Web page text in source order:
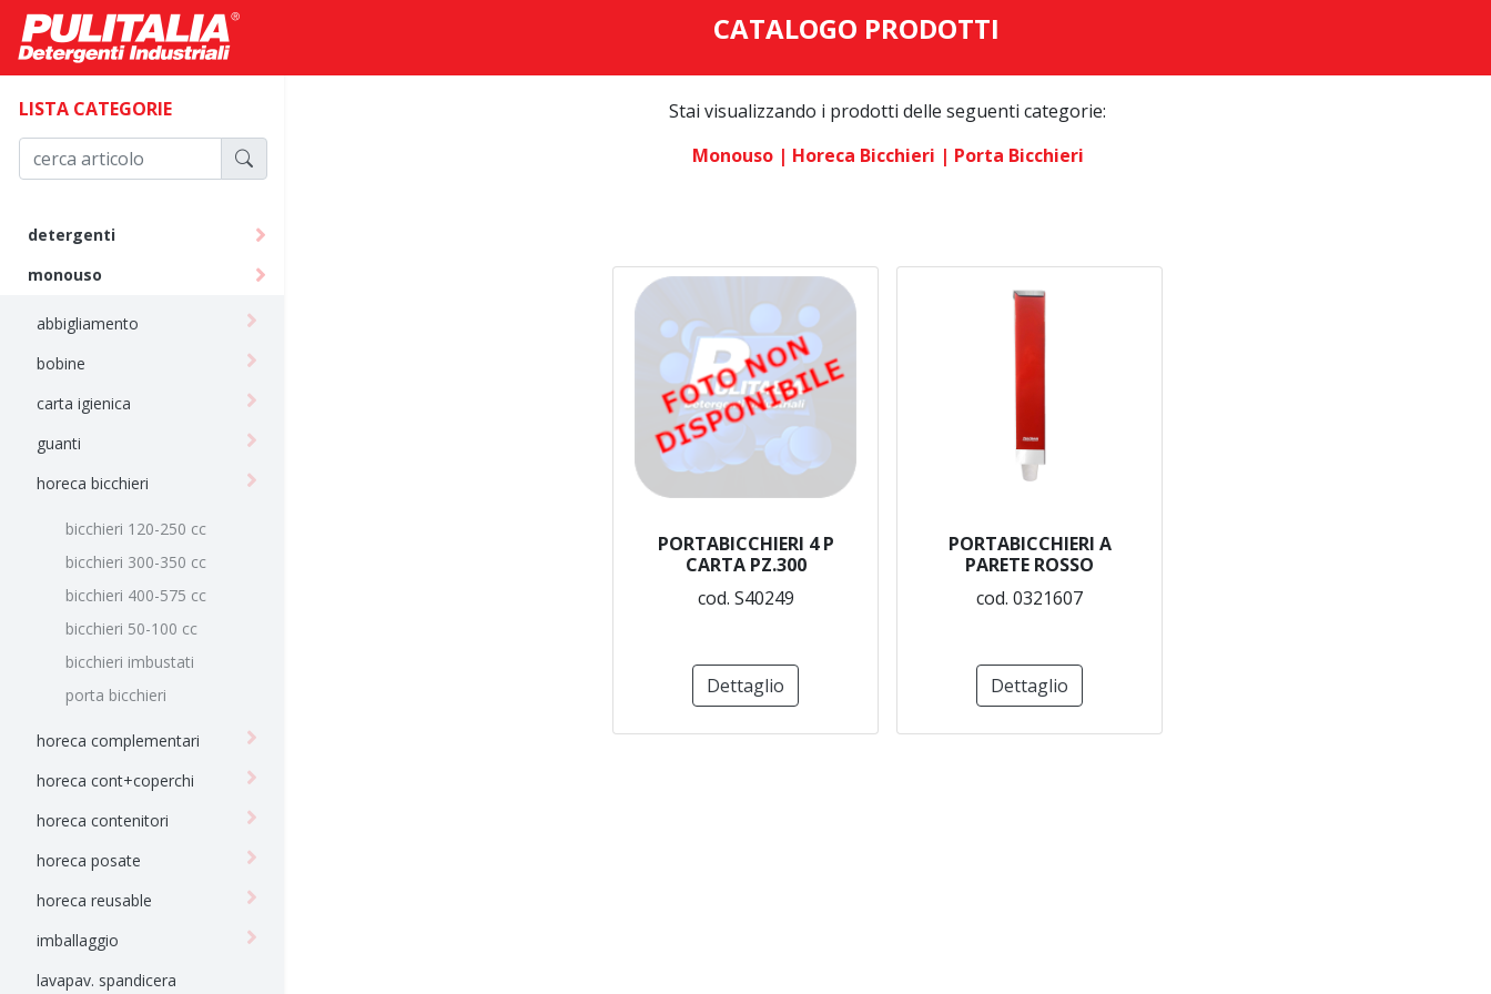
CATALOGO PRODOTTI
LISTA CATEGORIE
detergenti
monouso
abbigliamento
bobine
carta igienica
guanti
horeca bicchieri
bicchieri 120-250 cc
bicchieri 300-350 cc
bicchieri 400-575 cc
bicchieri 50-100 cc
bicchieri imbustati
porta bicchieri
horeca complementari
horeca cont+coperchi
horeca contenitori
horeca posate
horeca reusable
imballaggio
lavapav. spandicera
Stai visualizzando i prodotti delle seguenti categorie:
Monouso | Horeca Bicchieri | Porta Bicchieri
PORTABICCHIERI 4 P
CARTA PZ.300
cod. S40249
Dettaglio
PORTABICCHIERI A
PARETE ROSSO
cod. 0321607
Dettaglio